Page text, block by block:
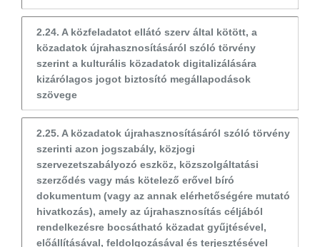
2.24. A közfeladatot ellátó szerv által kötött, a
közadatok újrahasznosításáról szóló törvény
szerint a kulturális közadatok digitalizálására
kizárólagos jogot biztosító megállapodások
szövege
2.25. A közadatok újrahasznosításáról szóló törvény
szerinti azon jogszabály, közjogi
szervezetszabályozó eszköz, közszolgáltatási
szerződés vagy más kötelező erővel bíró
dokumentum (vagy az annak elérhetőségére mutató
hivatkozás), amely az újrahasznosítás céljából
rendelkezésre bocsátható közadat gyűjtésével,
előállításával, feldolgozásával és terjesztésével